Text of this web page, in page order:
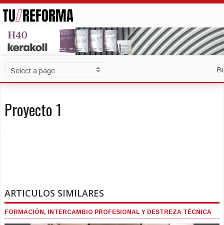
Proyecto 1
ARTICULOS SIMILARES
FORMACIÓN, INTERCAMBIO PROFESIONAL Y DESTREZA TÉCNICA